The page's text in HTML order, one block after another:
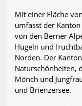
Mit einer Fläche
umfasst der
von den Berner
Hügeln und
Norden. Der
Naturschönheiten,
Mönch und
und Brienzersee.